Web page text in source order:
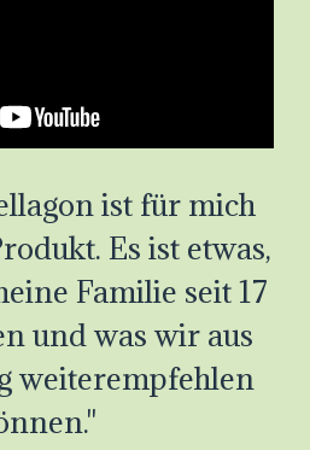
ist für mich
Es ist etwas,
Familie seit 17
und was wir aus
weiterempfehlen